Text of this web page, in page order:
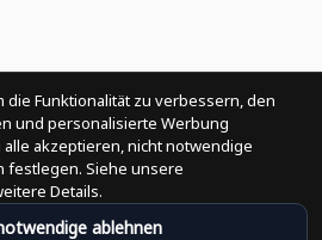
die Funktionalität zu verbessern, den
und personalisierte Werbung
akzeptieren, nicht notwendige
festlegen. Siehe unsere
Details.
ablehnen